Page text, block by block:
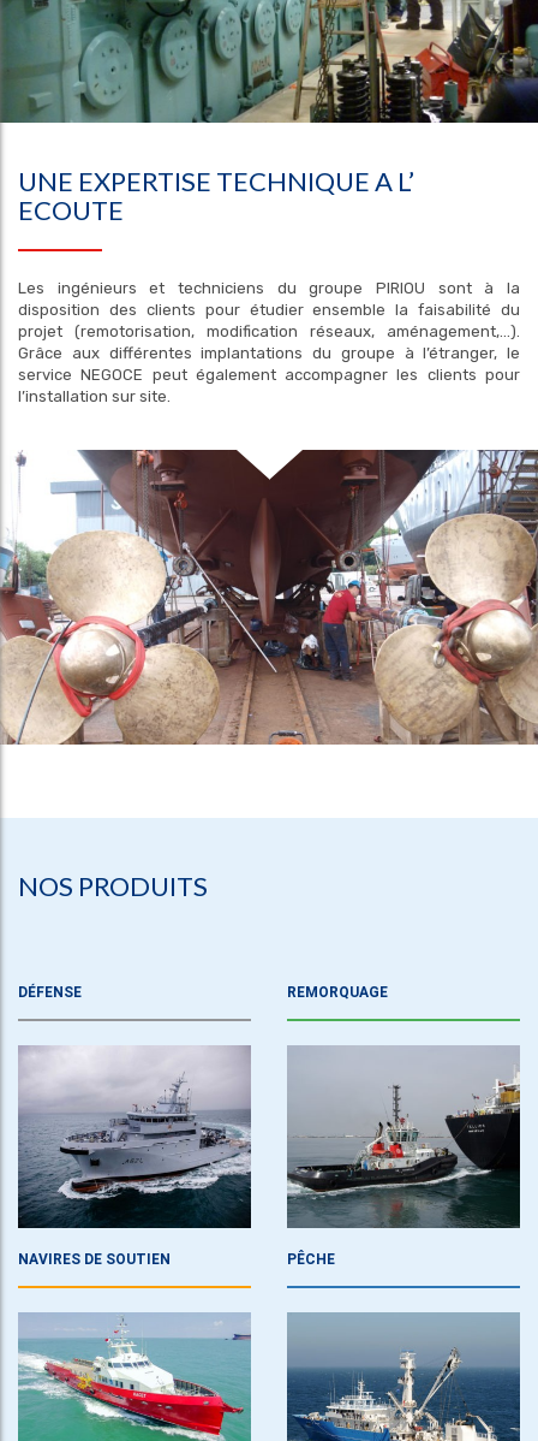
UNE EXPERTISE TECHNIQUE A L’
ECOUTE
Les ingénieurs et techniciens du groupe PIRIOU sont à la
disposition des clients pour étudier ensemble la faisabilité du
projet (remotorisation, modification réseaux, aménagement,…).
Grâce aux différentes implantations du groupe à l’étranger, le
service NEGOCE peut également accompagner les clients pour
l’installation sur site.
NOS PRODUITS
DÉFENSE REMORQUAGE
NAVIRES DE SOUTIEN PÊCHE